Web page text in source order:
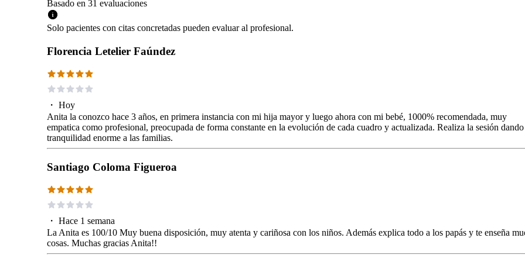
Basado en 31 evaluaciones
Solo pacientes con citas concretadas pueden evaluar al profesional.
Florencia Letelier Faúndez
・ Hoy
Anita la conozco hace 3 años, en primera instancia con mi hija mayor y luego ahora con mi bebé, 1000% recomendada, muy
empatica como profesional, preocupada de forma constante en la evolución de cada cuadro y actualizada. Realiza la sesión dando
tranquilidad enorme a las familias.
Santiago Coloma Figueroa
・ Hace 1 semana
La Anita es 100/10 Muy buena disposición, muy atenta y cariñosa con los niños. Además explica todo a los papás y te enseña
cosas. Muchas gracias Anita!!